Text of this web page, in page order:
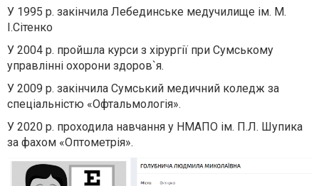
У 1995 р. закiнчила Лебединське медучилище iм. М.
I.Сiтенко
У 2004 р. пройшла курси з хiрургiї при Сумському
управлінні охорони здоров`я.
У 2009 р. закінчила Сумський медичний коледж за
спеціальністю «Офтальмологія».
У 2020 р. проходила навчання у НМАПО iм. П.Л. Шупика
за фахом «Оптометрія».